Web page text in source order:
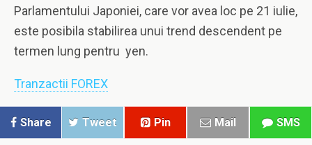
Parlamentului Japoniei, care vor avea loc pe 21 iulie,
este posibila stabilirea unui trend descendent pe
termen lung pentru yen.
Tranzactii FOREX
Share Tweet Pin Mail SMS